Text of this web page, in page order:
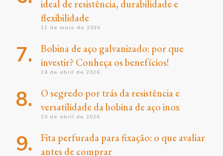
ideal de resistência, durabilidade e
flexibilidade
11 de maio de 2026
Bobina de aço galvanizado: por que
investir? Conheça os benefícios!
24 de abril de 2026
O segredo por trás da resistência e
versatilidade da bobina de aço inox
10 de abril de 2026
Fita perfurada para fixação: o que avaliar
antes de comprar